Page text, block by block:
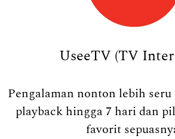
UseeTV (TV
Pengalaman nonton lebih
playback hingga 7 hari dan
favorit